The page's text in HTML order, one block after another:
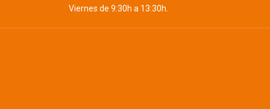
Viernes de 9:30h a 13:30h.